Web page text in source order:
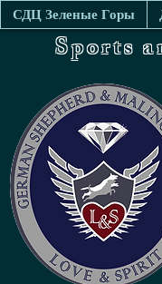
СДЦ Зеленые Горы
Sports